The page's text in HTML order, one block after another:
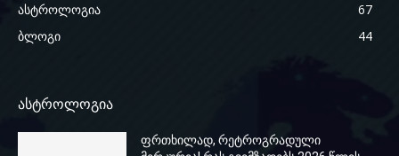
ასტროლოგია
67
ბლოგი
44
ასტროლოგია
ფრთხილად, რეტროგრადული